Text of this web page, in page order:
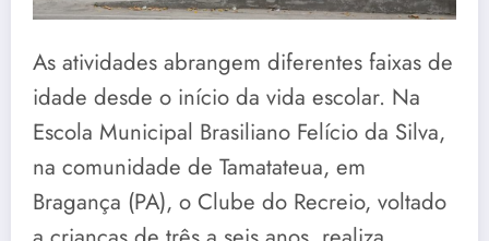
As atividades abrangem diferentes faixas de
idade desde o início da vida escolar. Na
Escola Municipal Brasiliano Felício da Silva,
na comunidade de Tamatateua, em
Bragança (PA), o Clube do Recreio, voltado